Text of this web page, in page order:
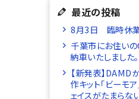
最近の投稿
8月3日 臨時休
千葉市にお住い
納車いたしました。
【新発表】DAMD
作キット「ビーモ
ェイスがたまらな